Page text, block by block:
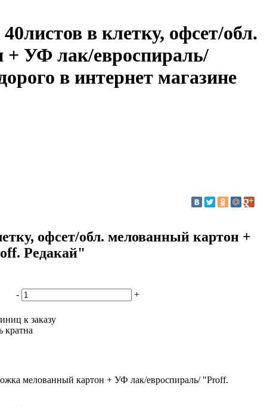
в клетку, офсет/обл.
+ УФ лак/евроспираль/
в интернет магазине
офсет/обл. мелованный картон +
Редакай"
- +
к заказу
кратна
мелованный картон + УФ лак/евроспираль/ "Proff.